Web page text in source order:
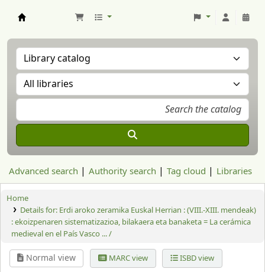
Advanced search Authority search Tag cloud Libraries
Home
Details for: Erdi aroko zeramika Euskal Herrian : (VIII.-XIII. mendeak)
: ekoizpenaren sistematizazioa, bilakaera eta banaketa = La cerámica
medieval en el País Vasco ... /
Normal view MARC view ISBD view